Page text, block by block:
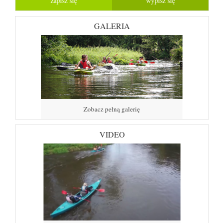
GALERIA
Zobacz pełną galerię
VIDEO